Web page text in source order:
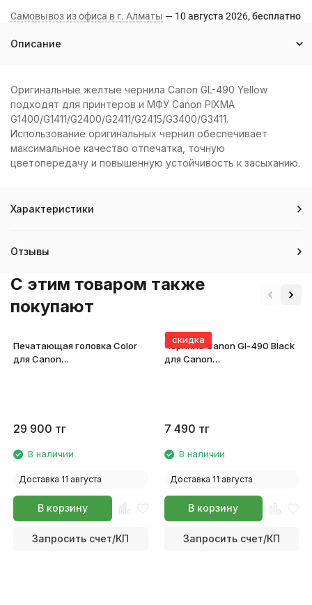
Самовывоз из офиса в г. Алматы 10 августа 2026 Бесплатно
Описание
Оригинальные желтые чернила Canon GL-490 Yellow
подходят для принтеров и МФУ Canon PIXMA
G1400/G1411/G2400/G2411/G2415/G3400/G3411.
Использование оригинальных чернил обеспечивает
максимальное качество отпечатка, точную
цветопередачу и повышенную устойчивость к засыханию.
Характеристики
Отзывы
C этим товаром также
покупают
Печатающая головка Color
для Canon
29 900 тг
В наличии
Доставка 11 августа
В корзину
Запросить счет/КП
скидка
Чернила Canon Gl-490 Black
для Canon
7 490 тг
В наличии
Доставка 11 августа
В корзину
Запросить счет/КП